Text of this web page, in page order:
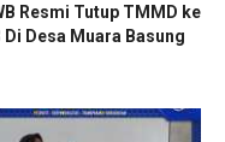
Resmi Tutup TMMD ke
Di Desa Muara Basung